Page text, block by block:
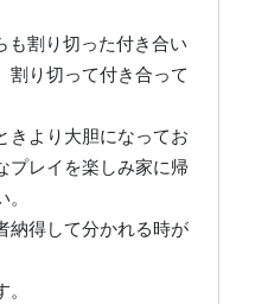
も割り切った付き合い
割り切って付き合って
きより大胆になってお
プレイを楽しみ家に帰
。
納得して分かれる時が
。